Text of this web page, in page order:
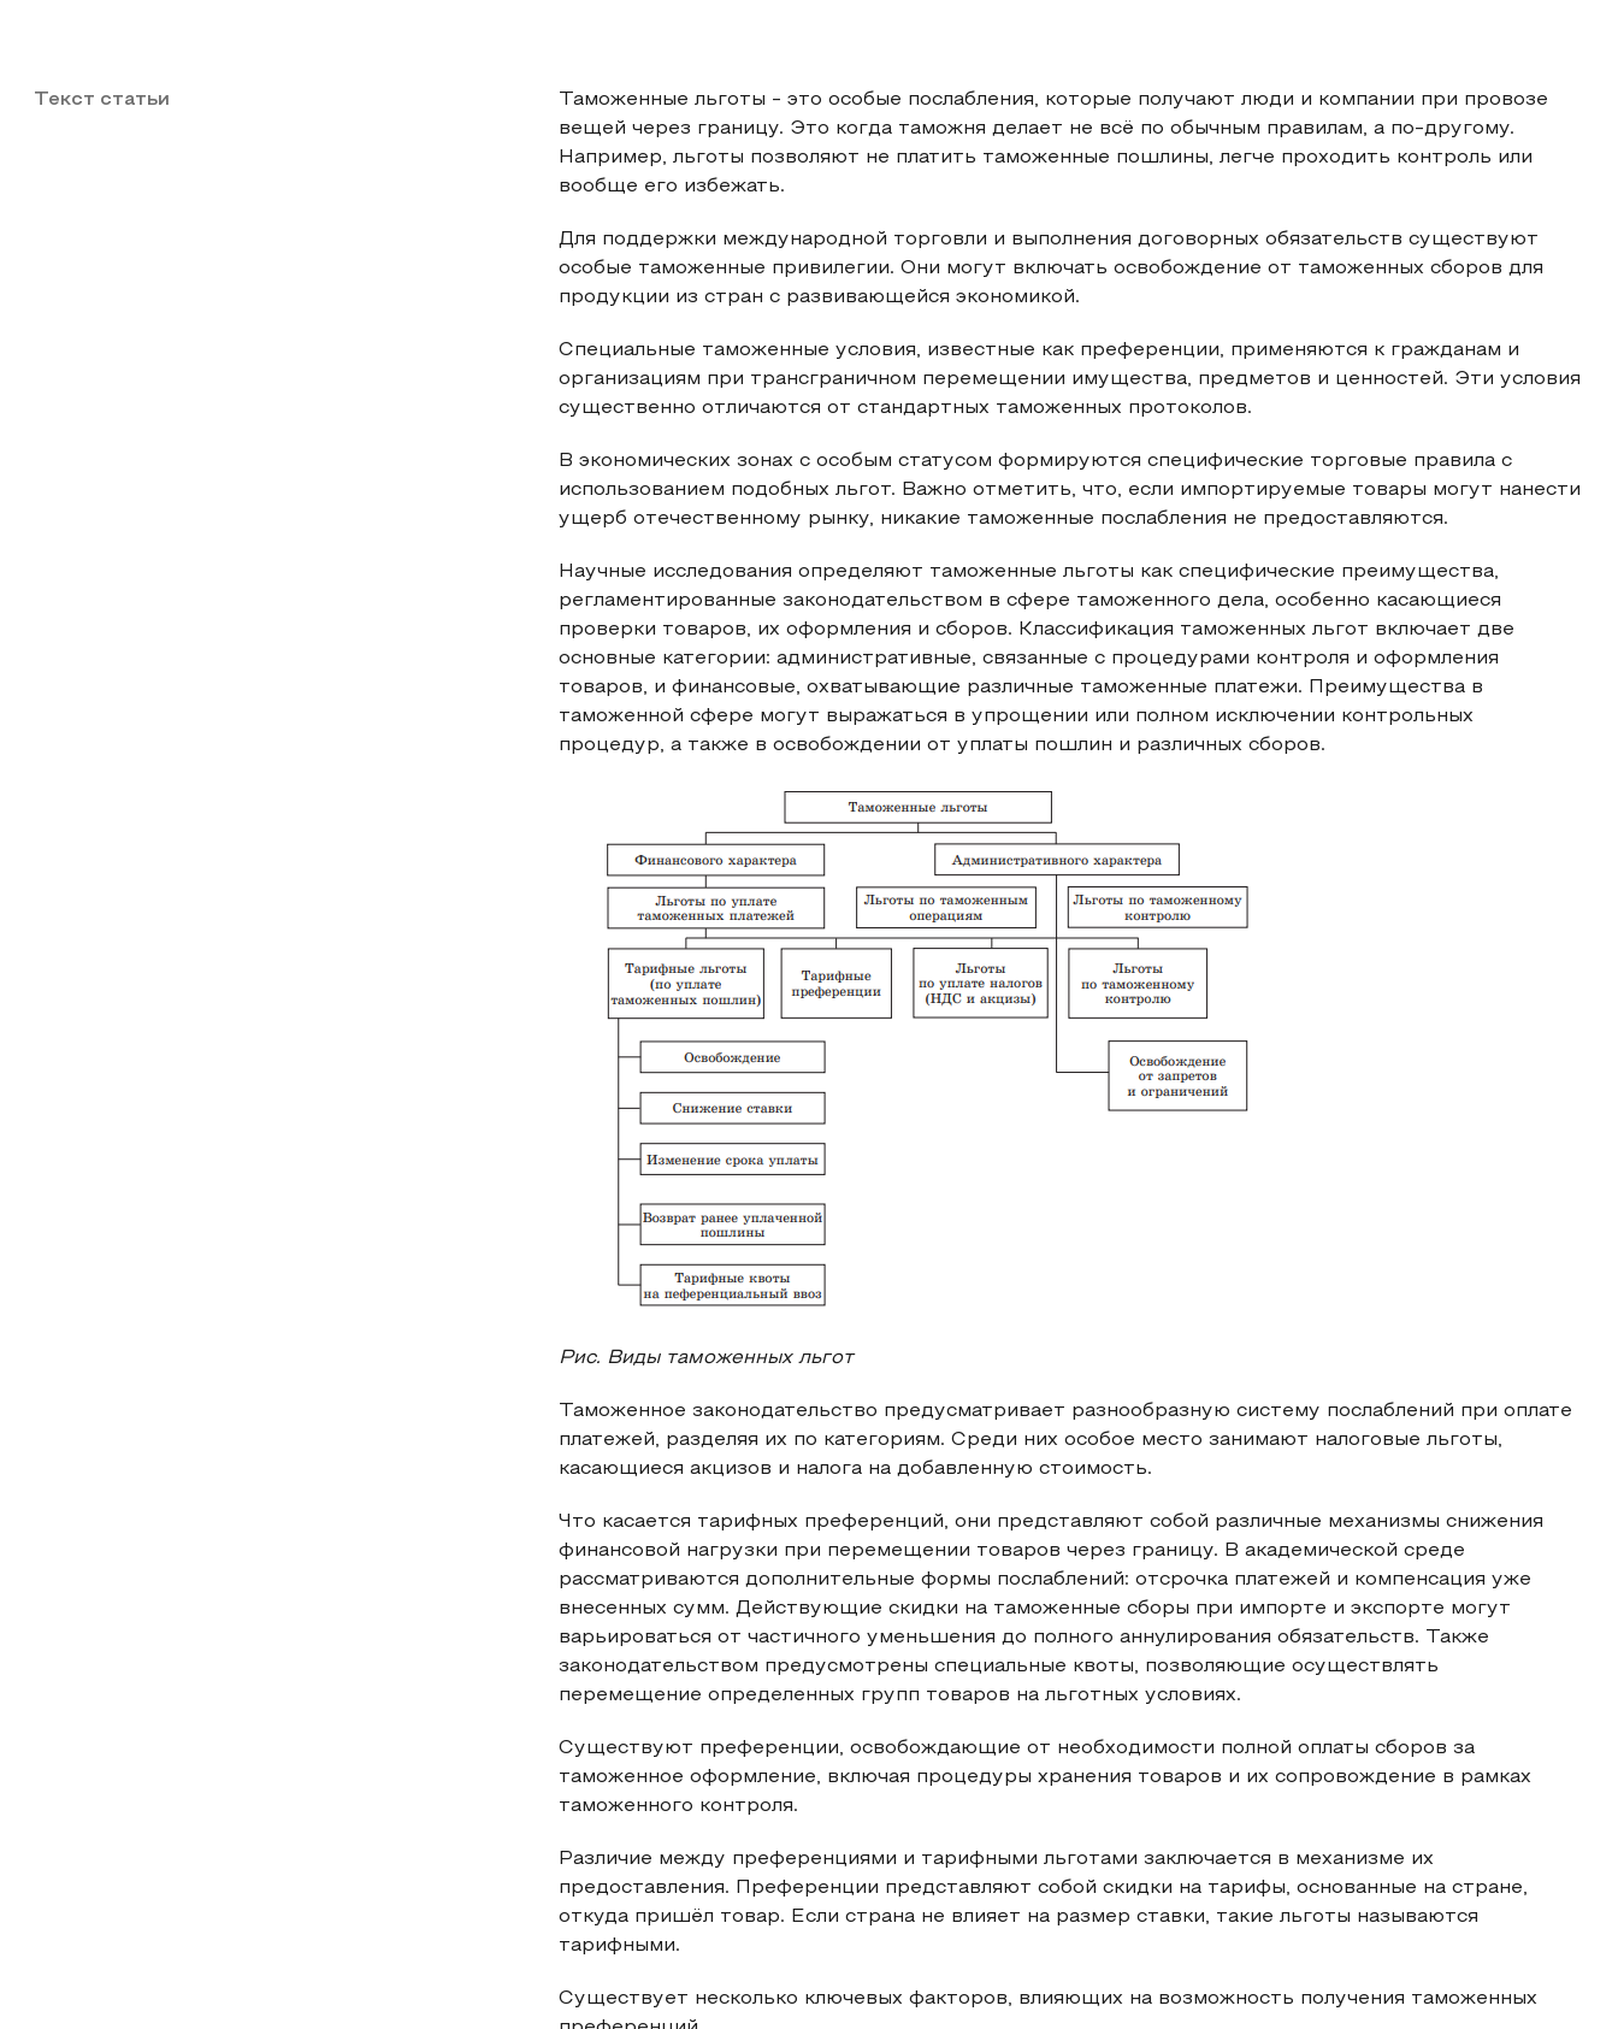
Текст статьи
Таможенные льготы - это особые послабления, которые получают люди и компании при провозе
вещей через границу. Это когда таможня делает не всё по обычным правилам, а по-другому.
Например, льготы позволяют не платить таможенные пошлины, легче проходить контроль или
вообще его избежать.
Для поддержки международной торговли и выполнения договорных обязательств существуют
особые таможенные привилегии. Они могут включать освобождение от таможенных сборов для
продукции из стран с развивающейся экономикой.
Специальные таможенные условия, известные как преференции, применяются к гражданам и
организациям при трансграничном перемещении имущества, предметов и ценностей. Эти условия
существенно отличаются от стандартных таможенных протоколов.
В экономических зонах с особым статусом формируются специфические торговые правила с
использованием подобных льгот. Важно отметить, что, если импортируемые товары могут нанести
ущерб отечественному рынку, никакие таможенные послабления не предоставляются.
Научные исследования определяют таможенные льготы как специфические преимущества,
регламентированные законодательством в сфере таможенного дела, особенно касающиеся
проверки товаров, их оформления и сборов. Классификация таможенных льгот включает две
основные категории: административные, связанные с процедурами контроля и оформления
товаров, и финансовые, охватывающие различные таможенные платежи. Преимущества в
таможенной сфере могут выражаться в упрощении или полном исключении контрольных
процедур, а также в освобождении от уплаты пошлин и различных сборов.
Рис. Виды таможенных льгот
Таможенное законодательство предусматривает разнообразную систему послаблений при оплате
платежей, разделяя их по категориям. Среди них особое место занимают налоговые льготы,
касающиеся акцизов и налога на добавленную стоимость.
Что касается тарифных преференций, они представляют собой различные механизмы снижения
финансовой нагрузки при перемещении товаров через границу. В академической среде
рассматриваются дополнительные формы послаблений: отсрочка платежей и компенсация уже
внесенных сумм. Действующие скидки на таможенные сборы при импорте и экспорте могут
варьироваться от частичного уменьшения до полного аннулирования обязательств. Также
законодательством предусмотрены специальные квоты, позволяющие осуществлять
перемещение определенных групп товаров на льготных условиях.
Существуют преференции, освобождающие от необходимости полной оплаты сборов за
таможенное оформление, включая процедуры хранения товаров и их сопровождение в рамках
таможенного контроля.
Различие между преференциями и тарифными льготами заключается в механизме их
предоставления. Преференции представляют собой скидки на тарифы, основанные на стране,
откуда пришёл товар. Если страна не влияет на размер ставки, такие льготы называются
тарифными.
Существует несколько ключевых факторов, влияющих на возможность получения таможенных